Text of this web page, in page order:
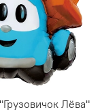
Лёва"